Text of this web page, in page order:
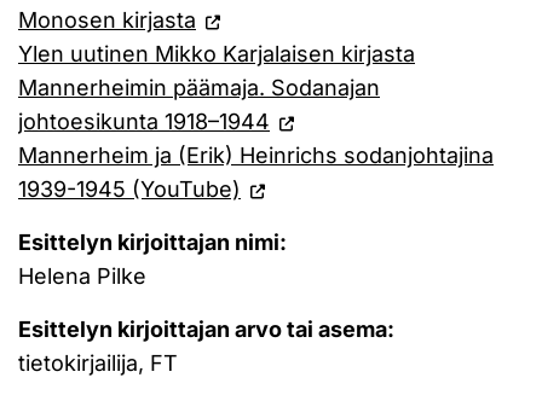
Monosen kirjasta
Ylen uutinen Mikko Karjalaisen kirjasta
Mannerheimin päämaja. Sodanajan
johtoesikunta 1918–1944
Mannerheim ja (Erik) Heinrichs sodanjohtajina
1939-1945 (YouTube)
Esittelyn kirjoittajan nimi:
Helena Pilke
Esittelyn kirjoittajan arvo tai asema:
tietokirjailija, FT